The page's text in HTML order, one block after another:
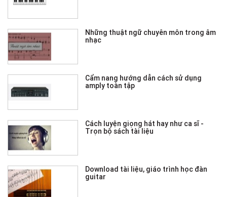
Những thuật ngữ chuyên môn trong âm
nhạc
Cẩm nang hướng dẫn cách sử dụng
amply toàn tập
Cách luyện giọng hát hay như ca sĩ -
Trọn bộ sách tài liệu
Download tài liệu, giáo trình học đàn
guitar